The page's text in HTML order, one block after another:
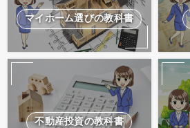
マイホーム選びの教科書
不動産投資の教科書